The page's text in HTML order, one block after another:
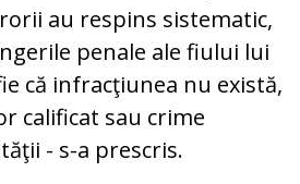
au respins sistematic,
penale ale fiului lui
că infracţiunea nu există,
calificat sau crime
- s-a prescris.